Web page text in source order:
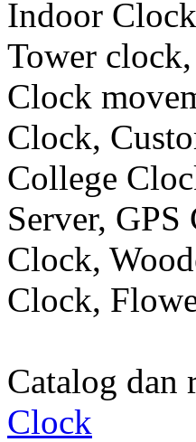
Indoor
Tower
Clock
Clock,
College
Server,
Clock,
Clock,
Catalog dan
Clock